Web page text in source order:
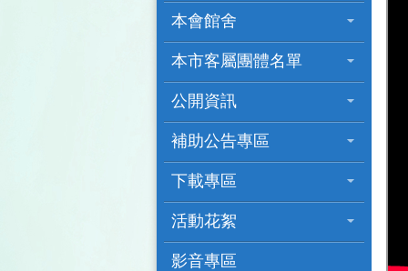
本會館舍
本市客屬團體名單
公開資訊
補助公告專區
下載專區
活動花絮
影音專區